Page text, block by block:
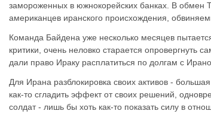
замороженных в южнокорейских банках. В обмен
американцев иранского происхождения,
Команда Байдена уже несколько месяцев
критики, очень неловко старается опровергнуть
дали право Ираку расплатиться по долгам с
Для Ирана разблокировка своих активов -
как-то сгладить эффект от своих решений,
солдат - лишь бы хоть как-то показать силу в